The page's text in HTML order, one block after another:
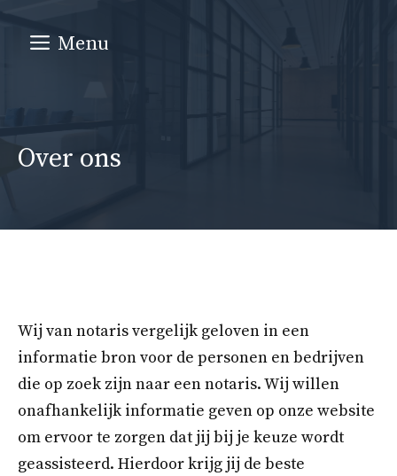
naar
Menu
Over ons
Wij van notaris vergelijk geloven in een
informatie bron voor de personen en bedrijven
die op zoek zijn naar een notaris. Wij willen
onafhankelijk informatie geven op onze website
om ervoor te zorgen dat jij bij je keuze wordt
geassisteerd. Hierdoor krijg jij de beste